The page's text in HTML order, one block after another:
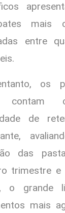
mais
entre
os
contam
de
das
trimestre e
o grande
mais